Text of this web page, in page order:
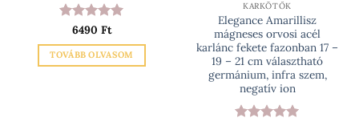
Értékelés:
/ 5
6490 Ft
TOVÁBB OLVASOM
KARKÖTŐK
Elegance Amarillisz
mágneses orvosi acél
karlánc fekete fazonban 17 –
19 – 21 cm választható
germánium, infra szem,
negatív ion